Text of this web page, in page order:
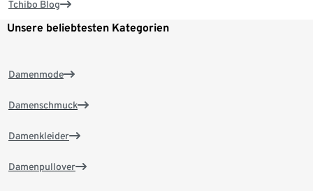
Tchibo Blog
Unsere beliebtesten Kategorien
Damenmode
Damenschmuck
Damenkleider
Damenpullover